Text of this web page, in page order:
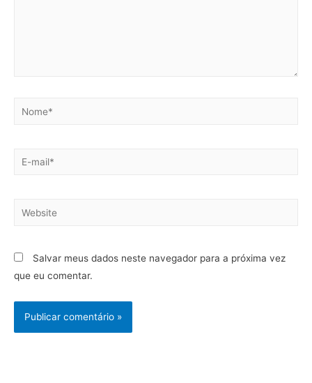
Salvar meus dados neste navegador para a próxima vez
que eu comentar.